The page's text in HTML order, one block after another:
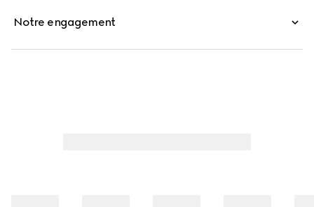
Notre engagement